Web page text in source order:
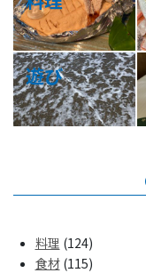
遊び
料理 (124)
食材(115)